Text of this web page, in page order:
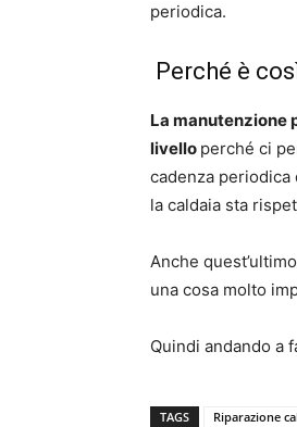
periodica.
Perché è
La manutenzione
livello perché ci
cadenza periodica
la caldaia sta
Anche
una cosa molto
Quindi andando a
TAGS Riparazione